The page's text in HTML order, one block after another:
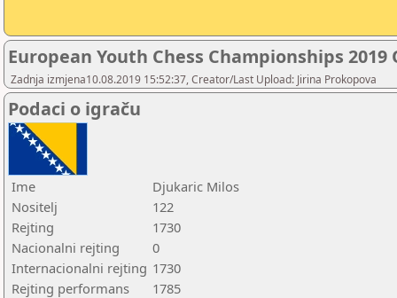
European Youth Chess Championships 2019
Zadnja izmjena10.08.2019 15:52:37, Creator/Last Upload: Jirina Prokopova
Podaci o igraču
Ime
Djukaric Milos
Nositelj
122
Rejting
1730
Nacionalni rejting
0
Internacionalni rejting 1730
Rejting performans
1785